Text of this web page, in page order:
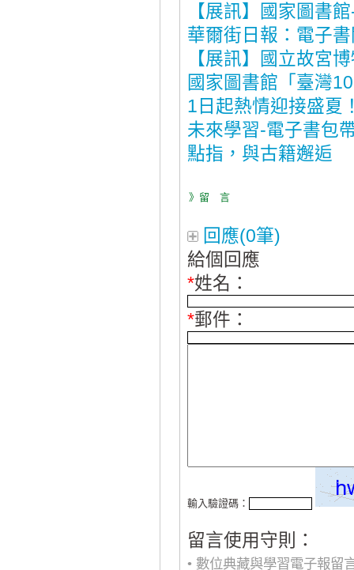
【展訊】國家圖書
華爾街日報：電子
【展訊】國立故宮
國家圖書館「臺灣
1日起熱情迎接盛夏
未來學習-電子書包
點指，與古籍邂逅
》留 言
回應(0筆)
給個回應
*姓名：
*郵件：
輸入驗證碼：
留言使用守則：
• 數位典藏與學習電子報留